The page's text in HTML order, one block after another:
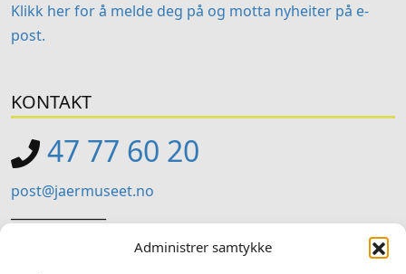
Administrer samtykke
Klikk her for å melde deg på og motta nyheiter på e-
post.
KONTAKT
47 77 60 20
post@jaermuseet.no
Kviavegen 99, Nærbø